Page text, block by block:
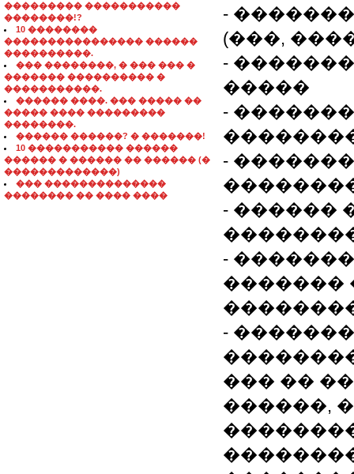
��������� �����������
��������!?
10 ��������
���������������� ������
����������.
��� ��������, � ��� ��� �
������� ���������� �
�����������.
������ ����. ��� ����� ��
����� ���� ���������
��������.
������ ������? � �������!
10 ����������� ������
������ � ������ �� ������ (�
�������������)
��� ��������������
�������� �� ���� ����
-
(���,
-
�����
-
-
- ������
-
�������
-
��� ��
������,